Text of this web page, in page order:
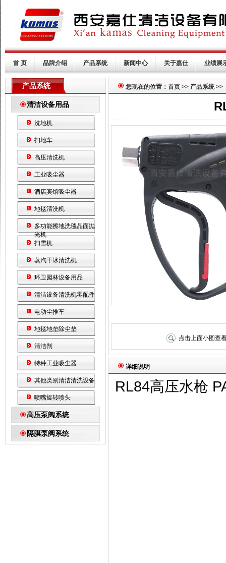
首 页 品牌介绍 产品系统 新闻中心 关于嘉仕 业绩展
产品系统
清洁设备用品
洗地机
扫地车
高压清洗机
工业吸尘器
酒店宾馆吸尘器
地毯清洗机
多功能擦地洗毯晶面抛
光机
扫雪机
蒸汽干冰清洗机
环卫园林设备用品
清洁设备清洗机零配件
电动尘推车
地毯地垫除尘垫
清洁剂
特种工业吸尘器
其他类别清洁清洗设备
喷嘴旋转喷头
高压泵阀系统
隔膜泵阀系统
您现在的位置：首页 >> 产品系统 >>
点击上面小图查
详细说明
RL84高压水枪